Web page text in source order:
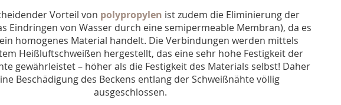
Vorteil von polypropylen ist zudem die Eliminierung der
Eindringen von Wasser durch eine semipermeable Membran), da es
homogenes Material handelt. Die Verbindungen werden mittels
Heißluftschweißen hergestellt, das eine sehr hohe Festigkeit der
gewährleistet – höher als die Festigkeit des Materials selbst! Daher
Beschädigung des Beckens entlang der Schweißnähte völlig
ausgeschlossen.